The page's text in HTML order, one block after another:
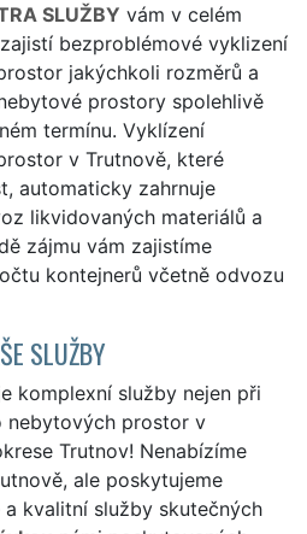
SLUŽBY vám v celém
bezproblémové vyklizení
jakýchkoli rozměrů a
prostory spolehlivě
termínu. Vyklízení
v Trutnově, které
automaticky zahrnuje
likvidovaných materiálů a
zájmu vám zajistíme
kontejnerů včetně odvozu
SLUŽBY
komplexní služby nejen při
nebytových prostor v
Trutnov! Nenabízíme
ale poskytujeme
kvalitní služby skutečných